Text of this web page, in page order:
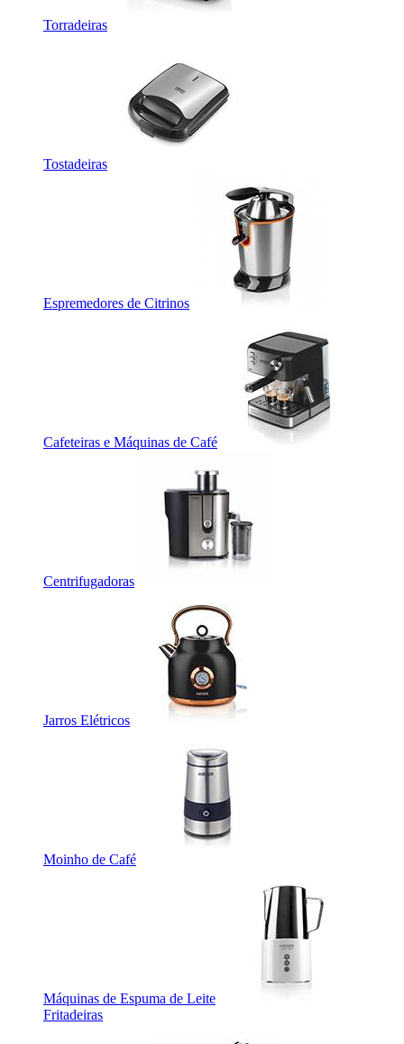
Torradeiras
Tostadeiras
Espremedores de Citrinos
Cafeteiras e Máquinas de Café
Centrifugadoras
Jarros Elétricos
Moinho de Café
Máquinas de Espuma de Leite
Fritadeiras